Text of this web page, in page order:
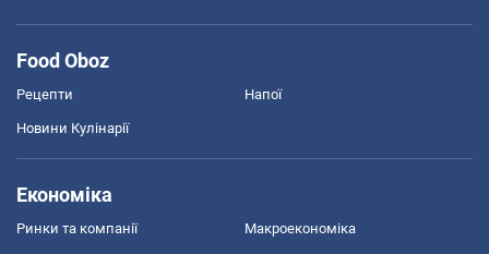
Food Oboz
Рецепти Напої
Новини Кулінарії
Економіка
Ринки та компанії Макроекономіка